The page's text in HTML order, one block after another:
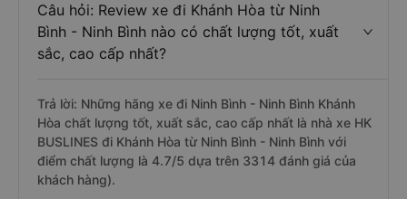
Câu hỏi: Review xe đi Khánh Hòa từ Ninh
Bình - Ninh Bình nào có chất lượng tốt, xuất
sắc, cao cấp nhất?
Trả lời: Những hãng xe đi Ninh Bình - Ninh Bình Khánh
Hòa chất lượng tốt, xuất sắc, cao cấp nhất là nhà xe HK
BUSLINES đi Khánh Hòa từ Ninh Bình - Ninh Bình với
điểm chất lượng là 4.7/5 dựa trên 3314 đánh giá của
khách hàng).